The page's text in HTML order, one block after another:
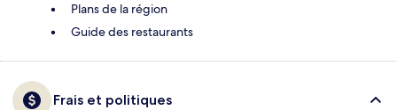
Plans de la région
Guide des restaurants
Frais et politiques